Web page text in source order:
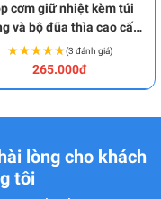
cơm giữ nhiệt kèm túi
và bộ đũa thìa cao cấp
BA2017
★★★★★
★★★★★(3 đánh giá)
265.000đ
lòng cho khách
tôi